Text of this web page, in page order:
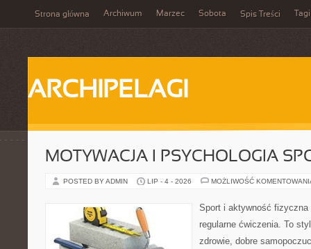
Strona główna Archiwum Marzec Sobota Spis Treści Tagi
ARCHIPELAGI
MOTYWACJA I PSYCHOLOGIA
POSTED BY ADMIN LIP - 4 - 2026 MOŻLIWOŚĆ
Sport i aktywność
regularne ćwiczenia. To
zdrowie, dobre